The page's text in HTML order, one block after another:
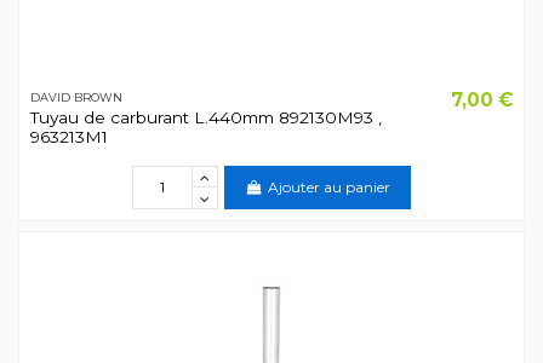
DAVID BROWN
Tuyau de carburant L.440mm 892130M93 ,
963213M1
7,00 €
Ajouter au panier